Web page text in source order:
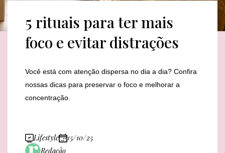
5 rituais para ter mais
foco e evitar distrações
Você está com atenção dispersa no dia a dia? Confira
nossas dicas para preservar o foco e melhorar a
concentração.
Lifestyle
15/10/25
Redação